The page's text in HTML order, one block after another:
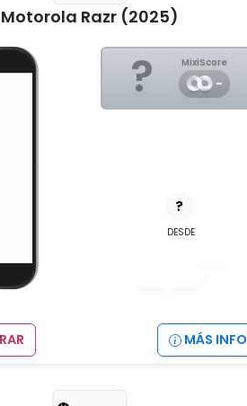
Motorola Razr (2025)
? MixiScore
-
?
DESDE
MÁS INFO